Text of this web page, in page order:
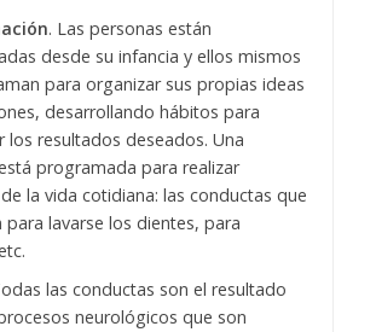
. Las personas están
desde su infancia y ellos mismos
para organizar sus propias ideas
desarrollando hábitos para
los resultados deseados. Una
programada para realizar
la vida cotidiana: las conductas que
para lavarse los dientes, para
las conductas son el resultado
neurológicos que son